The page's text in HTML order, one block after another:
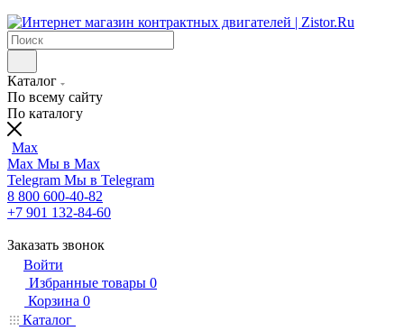
Каталог
По всему сайту
По каталогу
Max
Max Мы в Max
Telegram Мы в Telegram
8 800 600-40-82
+7 901 132-84-60
Заказать звонок
Войти
Избранные товары 0
Корзина 0
Каталог